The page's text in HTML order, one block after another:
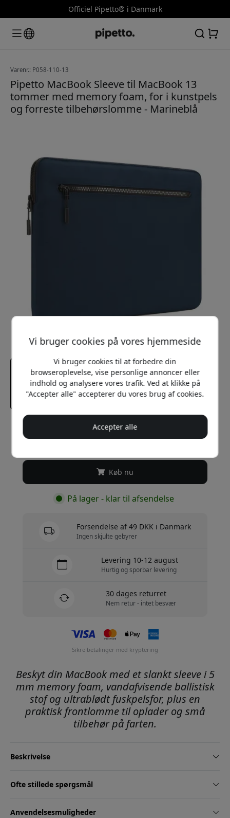
Officiel Pipetto® i Danmark
Varenr.: P058-110-13
Pipetto MacBook Sleeve til MacBook 13
tommer med memory foam, for i kunstpels
og forreste tilbehørslomme - Marineblå
Anbefalet pris
549 DKK
Køb nu
På lager - klar til afsendelse
Forsendelse af 49 DKK i Danmark
Ingen skjulte gebyrer
Levering 10-12 august
Hurtig og sporbar levering
30 dages returret
Nem retur - intet besvær
Sikre betalinger med kryptering
Beskyt din MacBook med et slankt sleeve i 5
mm memory foam, vandafvisende ballistisk
stof og ultrablødt fuskpelsfor, plus en
praktisk frontlomme til oplader og små
tilbehør på farten.
Beskrivelse
Ofte stillede spørgsmål
Anvendelsesmuligheder
Vi bruger cookies på vores hjemmeside
Vi bruger cookies til at forbedre din
browseroplevelse, vise personlige annoncer eller
indhold og analysere vores trafik. Ved at klikke på
"Accepter alle" accepterer du vores brug af cookies.
Accepter alle